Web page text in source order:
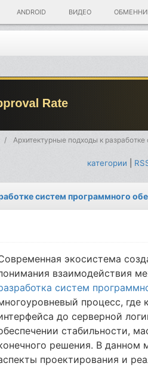
ANDROID ВИДЕО
Архитектурные подходы к
категории
систем программного
экосистема
взаимодействия
систем
процесс,
до серверной
стабильности,
решения. В данном
проектирования и